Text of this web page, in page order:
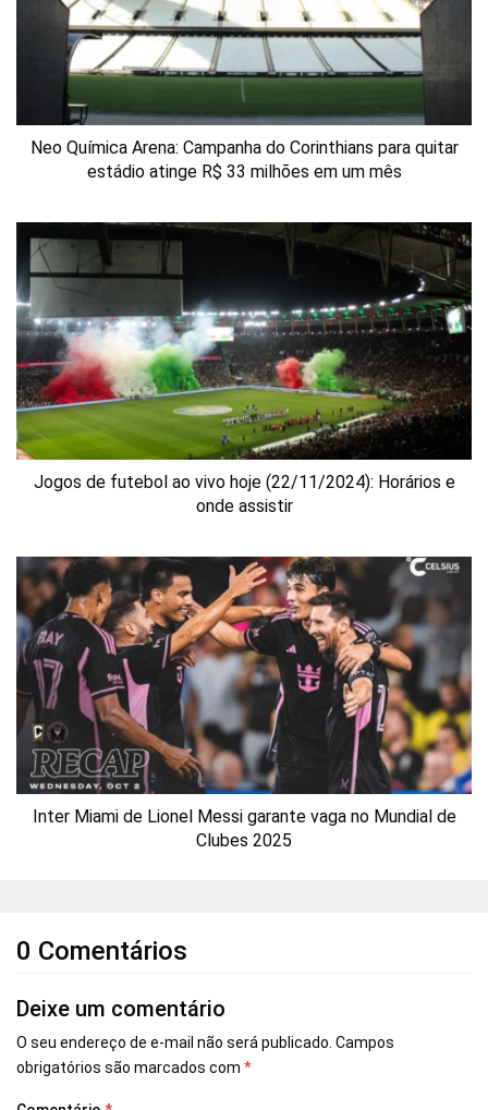
Neo Química Arena: Campanha do Corinthians para quitar
estádio atinge R$ 33 milhões em um mês
Jogos de futebol ao vivo hoje (22/11/2024): Horários e
onde assistir
Inter Miami de Lionel Messi garante vaga no Mundial de
Clubes 2025
0 Comentários
Deixe um comentário
O seu endereço de e-mail não será publicado. Campos
obrigatórios são marcados com *